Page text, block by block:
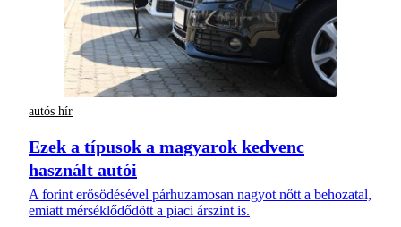
autós hír
Ezek a típusok a magyarok kedvenc
használt autói
A forint erősödésével párhuzamosan nagyot nőtt a behozatal,
emiatt mérséklődődött a piaci árszint is.